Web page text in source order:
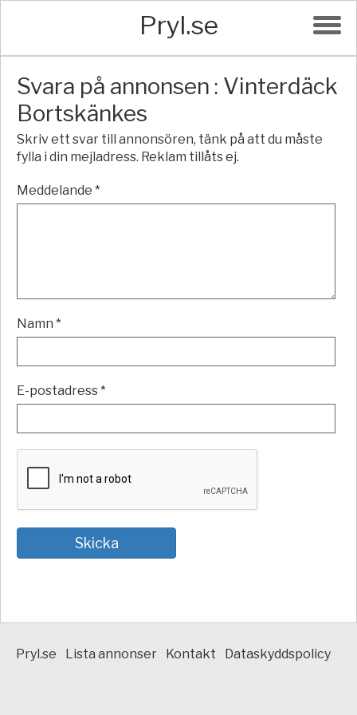
Pryl.se
Svara på annonsen : Vinterdäck
Bortskänkes
Skriv ett svar till annonsören, tänk på att du måste
fylla i din mejladress. Reklam tillåts ej.
Meddelande *
Namn *
E-postadress *
Pryl.se Lista annonser Kontakt Dataskyddspolicy